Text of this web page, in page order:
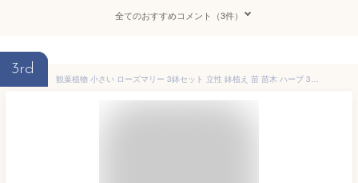
全てのおすすめコメント（3件）
3rd
観葉植物 小さい ローズマリー 3鉢セット 立性 鉢植え 苗 苗木 ハーブ 3株 寒さに強い 天然虫よけ 蚊よけ 天然 送料無料